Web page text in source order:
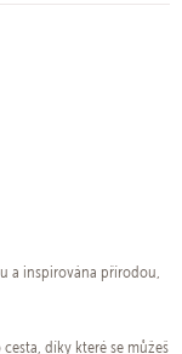
a inspirována přírodou,
díky které se můžeš